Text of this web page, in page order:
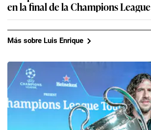
en la final de la Champions League
Más sobre Luis Enrique